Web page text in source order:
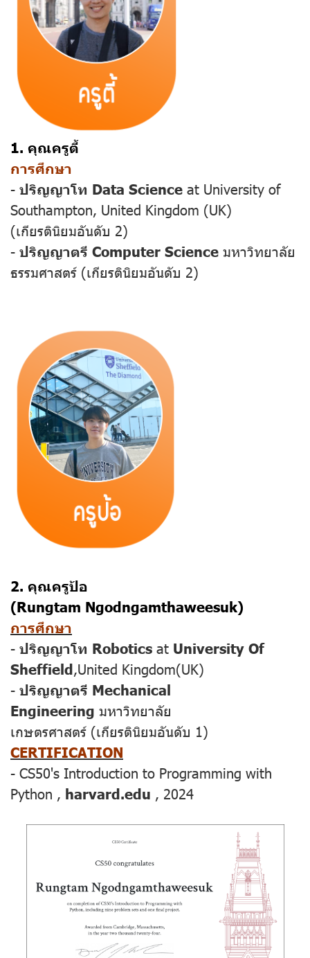
1. คุณครูตี้
การศึกษา
- ปริญญาโท Data Science at University of
Southampton, United Kingdom (UK)
(เกียรตินิยมอันดับ 2)
- ปริญญาตรี Computer Science มหาวิทยาลัย
ธรรมศาสตร์ (เกียรตินิยมอันดับ 2)
2. คุณครูป้อ
(Rungtam Ngodngamthaweesuk)
การศึกษา
- ปริญญาโท Robotics at University Of
Sheffield,United Kingdom(UK)
- ปริญญาตรี Mechanical
Engineering มหาวิทยาลัย
เกษตรศาสตร์ (เกียรตินิยมอันดับ 1)
CERTIFICATION
- CS50's Introduction to Programming with
Python , harvard.edu , 2024